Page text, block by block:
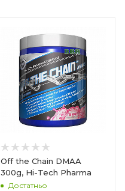
Off the Chain DMAA
300g, Hi-Tech Pharma
Достатньо